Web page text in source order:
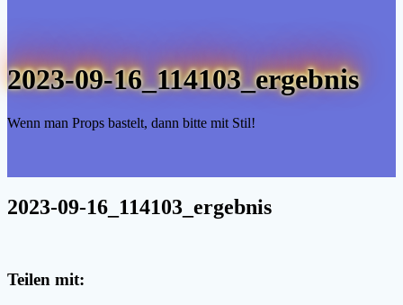
2023-09-16_114103_ergebnis
Wenn man Props bastelt, dann bitte mit Stil!
2023-09-16_114103_ergebnis
Teilen mit: